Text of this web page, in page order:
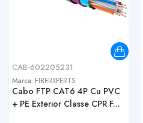
CAB-602205231
Marca: FIBERXPERTS
Cabo FTP CAT6 4P Cu PVC
+ PE Exterior Classe CPR F...